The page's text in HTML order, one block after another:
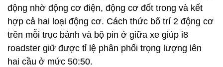
động nhờ động cơ điện, động cơ đốt trong và kết
hợp cả hai loại động cơ. Cách thức bố trí 2 động cơ
trên mỗi trục bánh và bộ pin ở giữa xe giúp i8
roadster giữ được tỉ lệ phân phối trọng lượng lên
hai cầu ở mức 50:50.